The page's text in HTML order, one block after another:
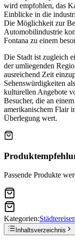
wird empfohlen, das
Einblicke in die
Die Möglichkeit zur
Automobilindustrie
Fontana zu einem
Die Stadt ist zugleich
der umliegenden
ausreichend Zeit
Sehenswürdigkeiten
kulturellen Angebote
Besucher, die an
amerikanischem Flair
Überlegung wert.
Passende Produkte
Kategorien:Städtereisen
Inhaltsverzeichnis